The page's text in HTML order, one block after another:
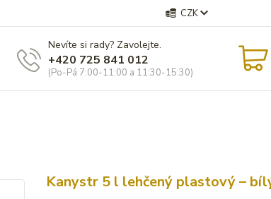
CZK
Nevíte si rady? Zavolejte.
+420 725 841 012
(Po-Pá 7:00-11:00 a 11:30-15:30)
Kanystr 5 l lehčený plastový –